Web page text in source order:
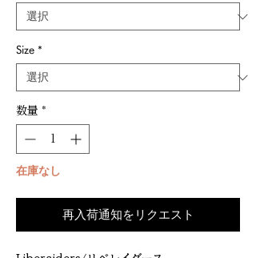
Size *
数量 *
在庫なし
再入荷通知をリクエスト